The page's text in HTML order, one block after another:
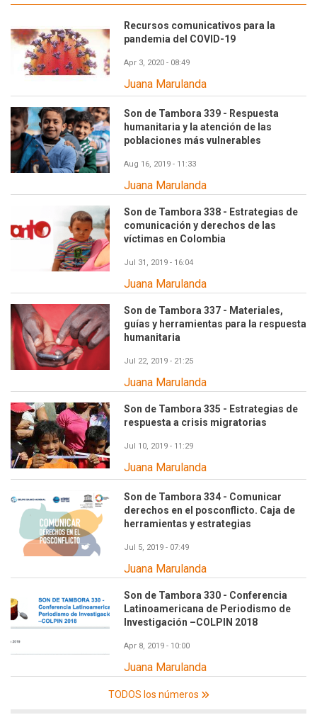
Recursos comunicativos para la
pandemia del COVID-19
Apr 3, 2020 - 08:49
Juana Marulanda
Son de Tambora 339 - Respuesta
humanitaria y la atención de las
poblaciones más vulnerables
Aug 16, 2019 - 11:33
Juana Marulanda
Son de Tambora 338 - Estrategias de
comunicación y derechos de las
víctimas en Colombia
Jul 31, 2019 - 16:04
Juana Marulanda
Son de Tambora 337 - Materiales,
guías y herramientas para la respuesta
humanitaria
Jul 22, 2019 - 21:25
Juana Marulanda
Son de Tambora 335 - Estrategias de
respuesta a crisis migratorias
Jul 10, 2019 - 11:29
Juana Marulanda
Son de Tambora 334 - Comunicar
derechos en el posconflicto. Caja de
herramientas y estrategias
Jul 5, 2019 - 07:49
Juana Marulanda
Son de Tambora 330 - Conferencia
Latinoamericana de Periodismo de
Investigación –COLPIN 2018
Apr 8, 2019 - 10:00
Juana Marulanda
TODOS los números